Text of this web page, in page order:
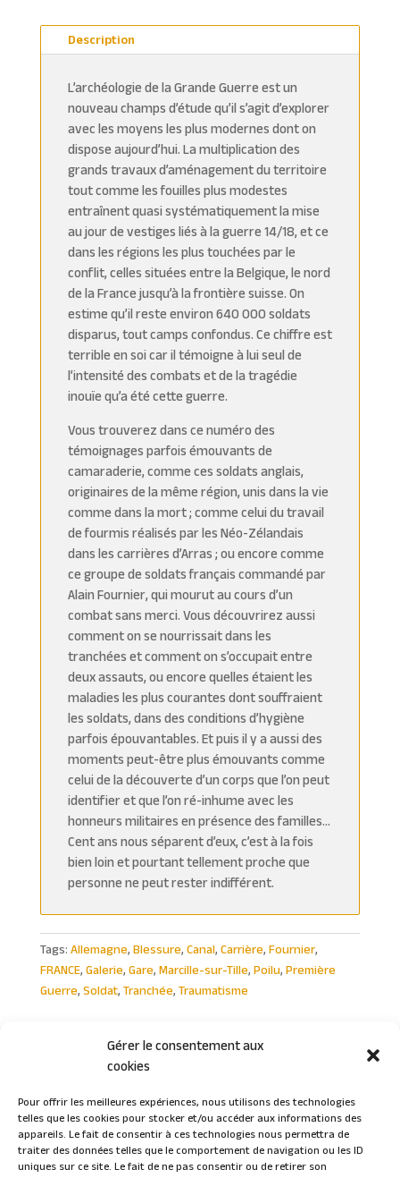
Gérer le consentement aux
cookies
Pour offrir les meilleures expériences, nous utilisons des technologies
telles que les cookies pour stocker et/ou accéder aux informations des
appareils. Le fait de consentir à ces technologies nous permettra de
traiter des données telles que le comportement de navigation ou les ID
uniques sur ce site. Le fait de ne pas consentir ou de retirer son
Description
L’archéologie de la Grande Guerre est un
nouveau champs d’étude qu’il s’agit d’explorer
avec les moyens les plus modernes dont on
dispose aujourd’hui. La multiplication des
grands travaux d’aménagement du territoire
tout comme les fouilles plus modestes
entraînent quasi systématiquement la mise
au jour de vestiges liés à la guerre 14/18, et ce
dans les régions les plus touchées par le
conflit, celles situées entre la Belgique, le nord
de la France jusqu’à la frontière suisse. On
estime qu’il reste environ 640 000 soldats
disparus, tout camps confondus. Ce chiffre est
terrible en soi car il témoigne à lui seul de
l’intensité des combats et de la tragédie
inouïe qu’a été cette guerre.
Vous trouverez dans ce numéro des
témoignages parfois émouvants de
camaraderie, comme ces soldats anglais,
originaires de la même région, unis dans la vie
comme dans la mort ; comme celui du travail
de fourmis réalisés par les Néo-Zélandais
dans les carrières d’Arras ; ou encore comme
ce groupe de soldats français commandé par
Alain Fournier, qui mourut au cours d’un
combat sans merci. Vous découvrirez aussi
comment on se nourrissait dans les
tranchées et comment on s’occupait entre
deux assauts, ou encore quelles étaient les
maladies les plus courantes dont souffraient
les soldats, dans des conditions d’hygiène
parfois épouvantables. Et puis il y a aussi des
moments peut-être plus émouvants comme
celui de la découverte d’un corps que l’on peut
identifier et que l’on ré-inhume avec les
honneurs militaires en présence des familles…
Cent ans nous séparent d’eux, c’est à la fois
bien loin et pourtant tellement proche que
personne ne peut rester indifférent.
Tags: Allemagne, Blessure, Canal, Carrière, Fournier,
FRANCE, Galerie, Gare, Marcille-sur-Tille, Poilu, Première
Guerre, Soldat, Tranchée, Traumatisme
Connexion